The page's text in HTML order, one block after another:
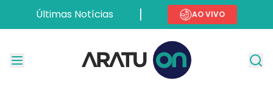
Últimas Notícias AO VIVO